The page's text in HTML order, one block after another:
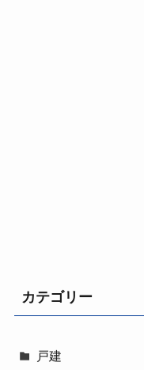
カテゴリー
戸建